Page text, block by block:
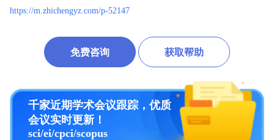
https://m.zhichengyz.com/p-52147
免费咨询 获取帮助
千家近期学术会议跟踪，优质
会议实时更新！
sci/ei/cpci/scopus